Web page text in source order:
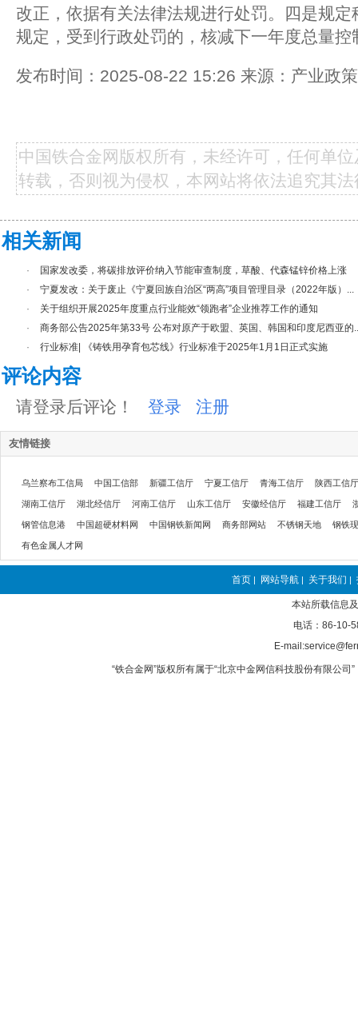
改正，依据有关法律法规进行处罚。四是规
规定，受到行政处罚的，核减下一年度总量控
发布时间：2025-08-22 15:26 来源：产业政
中国铁合金网版权所有，未经许可，任何单
转载，否则视为侵权，本网站将依法追究其
相关新闻
·
国家发改委，将碳排放评价纳入节能审查制度，草酸、代森锰锌价格上涨
·
宁夏发改：关于废止《宁夏回族自治区“两高”项目管理目录（2022年版）...
·
关于组织开展2025年度重点行业能效“领跑者”企业推荐工作的通知
·
商务部公告2025年第33号 公布对原产于欧盟、英国、韩国和印度尼西亚的
·
行业标准| 《铸铁用孕育包芯线》行业标准于2025年1月1日正式实施
评论内容
请登录后评论！ 登录 注册
友情链接
乌兰察布工信局 中国工信部 新疆工信厅 宁夏工信厅 青海工信厅 陕西工信厅
湖南工信厅 湖北经信厅 河南工信厅 山东工信厅 安徽经信厅 福建工信厅
钢管信息港 中国超硬材料网 中国钢铁新闻网 商务部网站 不锈钢天地 钢铁
有色金属人才网
首页 | 网站导航 | 关于我们 |
本站所载信息
电话：86-10-
E-
“铁合金网”版权所有属于“北京中金网信科技股份有限公司